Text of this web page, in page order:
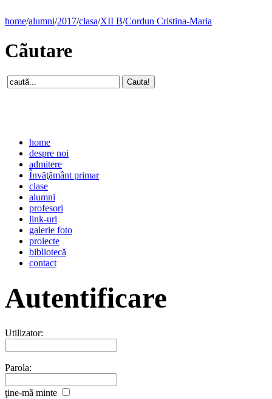
home/alumni/2017/clasa/XII B/Cordun Cristina-Maria
Cãutare
home
despre noi
admitere
Învăţământ primar
clase
alumni
profesori
link-uri
galerie foto
proiecte
bibliotecă
contact
Autentificare
Utilizator:
Parola:
ţine-mã minte